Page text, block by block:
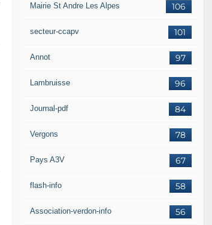
La Grande Guerre des Bas-Alpins - Archives
106
Mairie St Andre Les Alpes
101
secteur-ccapv
97
Annot
96
Lambruisse
84
Journal-pdf
78
Vergons
67
Pays A3V
58
flash-info
56
Association-verdon-info